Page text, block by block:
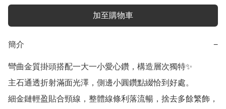
加至購物車
簡介 −
彎曲金質掛頭搭配一大一小愛心鑽，構造層次獨特✨
主石通透折射滿面光澤，側邊小圓鑽點綴恰到好處。
細金鏈輕盈貼合頸線，整體線條利落流暢，捨去多餘繁飾，